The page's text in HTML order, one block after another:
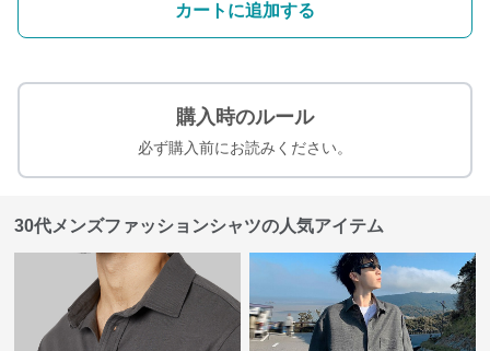
カートに追加する
購入時のルール
必ず購入前にお読みください。
30代メンズファッションシャツの人気アイテム